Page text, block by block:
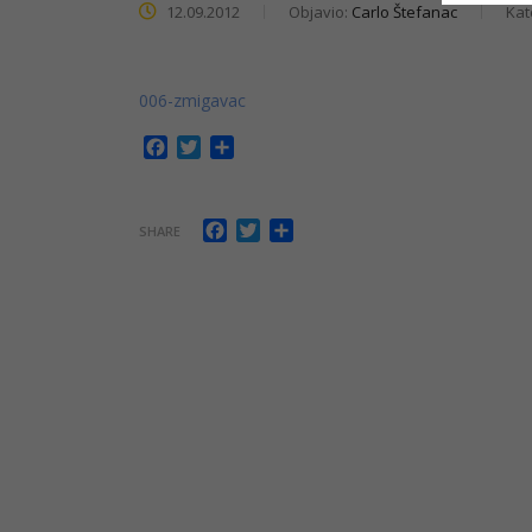
12.09.2012 Objavio: Carlo Štefanac
006-zmigavac
Facebook
Twitter
SHARE Facebook
Twitter